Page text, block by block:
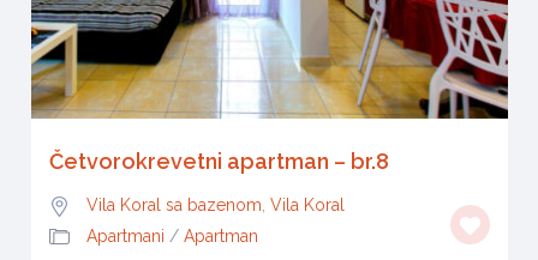
Četvorokrevetni apartman – br.8
Vila Koral sa bazenom, Vila Koral
Apartmani / Apartman